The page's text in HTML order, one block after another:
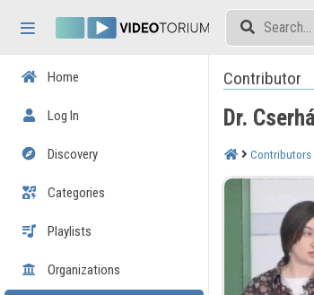
Home
Log In
Discovery
Categories
Playlists
Organizations
Contributor
Dr.
Contributors